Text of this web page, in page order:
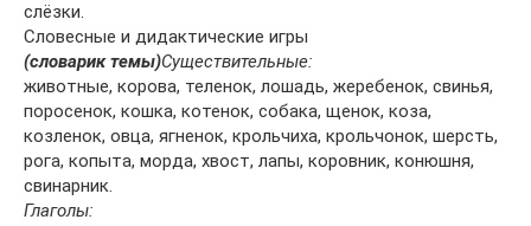
слёзки.
Словесные и дидактические игры
(словарик темы)Существительные:
животные, корова, теленок, лошадь, жеребенок, свинья,
поросенок, кошка, котенок, собака, щенок, коза,
козленок, овца, ягненок, крольчиха, крольчонок, шерсть,
рога, копыта, морда, хвост, лапы, коровник, конюшня,
свинарник.
Глаголы: